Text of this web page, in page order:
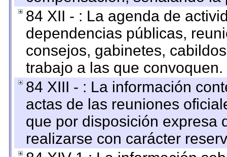
84 XII - : La agenda de
dependencias públicas,
consejos, gabinetes,
trabajo a las que convoquen.
84 XIII - : La información
actas de las reuniones
que por disposición expresa
realizarse con carácter